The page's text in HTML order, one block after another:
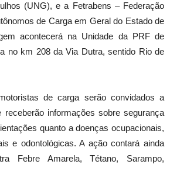
(UNG), e a Fetrabens – Federação
de Carga em Geral do Estado de
acontecerá na Unidade da PRF de
no km 208 da Via Dutra, sentido Rio de
de carga serão convidados a
receberão informações sobre segurança
quanto a doenças ocupacionais,
e odontológicas. A ação contará ainda
Febre Amarela, Tétano, Sarampo,